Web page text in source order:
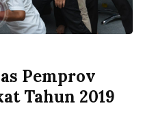
Pemprov
Tahun 2019